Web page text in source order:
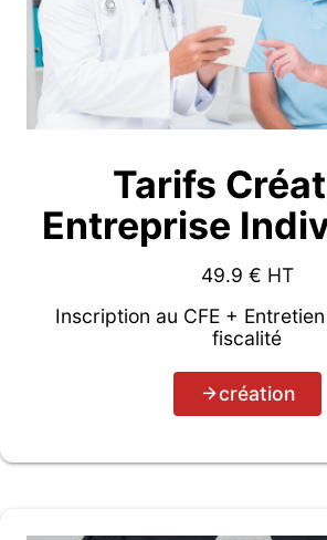
Tarifs
Entreprise
49.9 € HT
Inscription au CFE +
fiscalité
création